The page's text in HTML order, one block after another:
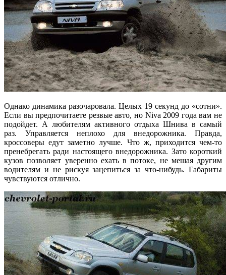
Однако динамика разочаровала. Целых 19 секунд до «сотни».
Если вы предпочитаете резвые авто, но Niva 2009 года вам не
подойдет. А любителям активного отдыха Шнива в самый
раз. Управляется неплохо для внедорожника. Правда,
кроссоверы едут заметно лучше. Что ж, приходится чем-то
пренебрегать ради настоящего внедорожника. Зато короткий
кузов позволяет уверенно ехать в потоке, не мешая другим
водителям и не рискуя зацепиться за что-нибудь. Габариты
чувствуются отлично.